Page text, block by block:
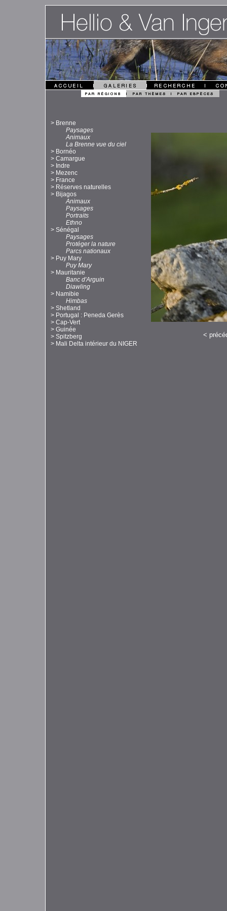
> Brenne
Paysages
Animaux
La Brenne vue du ciel
> Bornéo
> Camargue
> Indre
> Mezenc
> France
> Réserves naturelles
> Bijagos
Animaux
Paysages
Portraits
Ethno
> Sénégal
Paysages
Protéger la nature
Parcs nationaux
> Puy Mary
Puy Mary
> Mauritanie
Banc d'Arguin
Diawling
> Namibie
Himbas
> Shetland
> Portugal : Peneda Gerès
> Cap-Vert
> Guinée
> Spitzberg
> Mali Delta intérieur du NIGER
<